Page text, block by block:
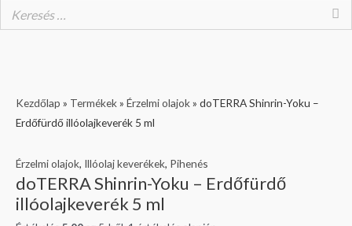
Kezdőlap » Termékek» Érzelmi olajok» doTERRA Shinrin-Yoku –
Erdőfürdő illóolajkeverék 5 ml
Érzelmi olajok, Illóolaj keverékek, Pihenés
doTERRA Shinrin-Yoku – Erdőfürdő
illóolajkeverék 5 ml